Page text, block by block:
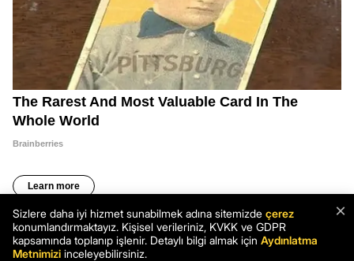
×
Sizlere daha iyi hizmet sunabilmek adına sitemizde çerez
konumlandırmaktayız. Kişisel verileriniz, KVKK ve GDPR
kapsamında toplanıp işlenir. Detaylı bilgi almak için Aydınlatma
Metnimizi inceleyebilirsiniz.